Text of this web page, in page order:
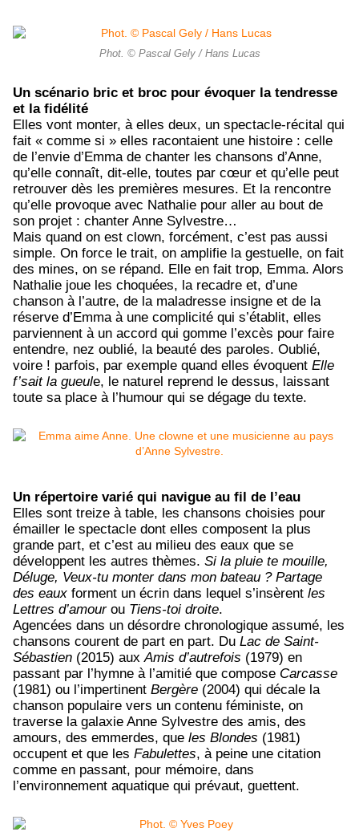
Phot. © Pascal Gely / Hans Lucas
Un scénario bric et broc pour évoquer la tendresse
et la fidélité
Elles vont monter, à elles deux, un spectacle-récital qui
fait « comme si » elles racontaient une histoire : celle
de l’envie d’Emma de chanter les chansons d’Anne,
qu’elle connaît, dit-elle, toutes par cœur et qu’elle peut
retrouver dès les premières mesures. Et la rencontre
qu’elle provoque avec Nathalie pour aller au bout de
son projet : chanter Anne Sylvestre…
Mais quand on est clown, forcément, c’est pas aussi
simple. On force le trait, on amplifie la gestuelle, on fait
des mines, on se répand. Elle en fait trop, Emma. Alors
Nathalie joue les choquées, la recadre et, d’une
chanson à l’autre, de la maladresse insigne et de la
réserve d’Emma à une complicité qui s’établit, elles
parviennent à un accord qui gomme l’excès pour faire
entendre, nez oublié, la beauté des paroles. Oublié,
voire ! parfois, par exemple quand elles évoquent Elle
f’sait la gueule, le naturel reprend le dessus, laissant
toute sa place à l’humour qui se dégage du texte.
Un répertoire varié qui navigue au fil de l’eau
Elles sont treize à table, les chansons choisies pour
émailler le spectacle dont elles composent la plus
grande part, et c’est au milieu des eaux que se
développent les autres thèmes. Si la pluie te mouille,
Déluge, Veux-tu monter dans mon bateau ? Partage
des eaux forment un écrin dans lequel s’insèrent les
Lettres d’amourou Tiens-toi droite.
Agencées dans un désordre chronologique assumé, les
chansons courent de part en part. Du Lac de Saint-
Sébastien (2015) auxAmis d’autrefois (1979) en
passant par l’hymne à l’amitié que compose Carcasse
(1981) ou l’impertinent Bergère (2004) qui décale la
chanson populaire vers un contenu féministe, on
traverse la galaxie Anne Sylvestre des amis, des
amours, des emmerdes, que les Blondes (1981)
occupent et que les Fabulettes, à peine une citation
comme en passant, pour mémoire, dans
l’environnement aquatique qui prévaut, guettent.